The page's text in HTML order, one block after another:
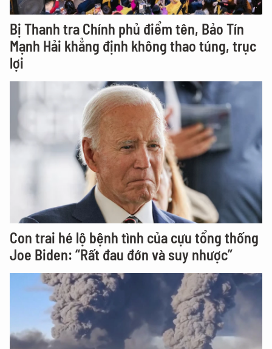
Bị Thanh tra Chính phủ điểm tên, Bảo Tín
Mạnh Hải khẳng định không thao túng, trục
lợi
Con trai hé lộ bệnh tình của cựu tổng thống
Joe Biden: “Rất đau đớn và suy nhược”